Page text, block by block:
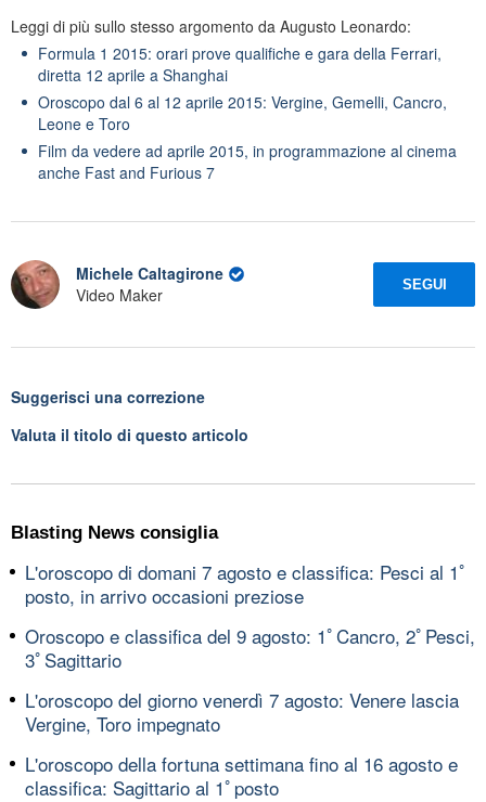
Leggi di più sullo stesso argomento da Augusto Leonardo:
Formula 1 2015: orari prove qualifiche e gara della Ferrari,
diretta 12 aprile a Shanghai
Oroscopo dal 6 al 12 aprile 2015: Vergine, Gemelli, Cancro,
Leone e Toro
Film da vedere ad aprile 2015, in programmazione al cinema
anche Fast and Furious 7
Michele Caltagirone
Video Maker
SEGUI
Suggerisci una correzione
Valuta il titolo di questo articolo
Blasting News consiglia
L'oroscopo di domani 7 agosto e classifica: Pesci al 1ﾟ
posto, in arrivo occasioni preziose
Oroscopo e classifica del 9 agosto: 1ﾟCancro, 2ﾟPesci,
3ﾟSagittario
L'oroscopo del giorno venerdì 7 agosto: Venere lascia
Vergine, Toro impegnato
L'oroscopo della fortuna settimana fino al 16 agosto e
classifica: Sagittario al 1ﾟposto